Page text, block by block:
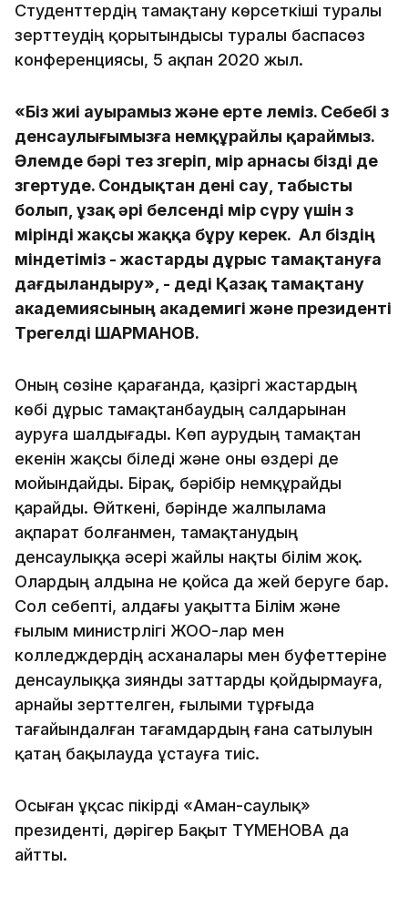
Студенттердің тамақтану көрсеткіші туралы
зерттеудің қорытындысы туралы баспасөз
конференциясы, 5 ақпан 2020 жыл.
«Біз жиі ауырамыз және ерте өлеміз. Себебі өз
денсаулығымызға немқұрайлы қараймыз.
Әлемде бәрі тез өзгеріп, өмір арнасы бізді де
өзгертуде. Сондықтан дені сау, табысты
болып, ұзақ әрі белсенді өмір сүру үшін өз
өмірінді жақсы жаққа бұру керек. Ал біздің
міндетіміз - жастарды дұрыс тамақтануға
дағдыландыру», - деді Қазақ тамақтану
академиясының академигі және президенті
Төрегелді ШАРМАНОВ.
Оның сөзіне қарағанда, қазіргі жастардың
көбі дұрыс тамақтанбаудың салдарынан
ауруға шалдығады. Көп аурудың тамақтан
екенін жақсы біледі және оны өздері де
мойындайды. Бірақ, бәрібір немқұрайды
қарайды. Өйткені, бәрінде жалпылама
ақпарат болғанмен, тамақтанудың
денсаулыққа әсері жайлы нақты білім жоқ.
Олардың алдына не қойса да жей беруге бар.
Сол себепті, алдағы уақытта Білім және
ғылым министрлігі ЖОО-лар мен
колледждердің асханалары мен буфеттеріне
денсаулыққа зиянды заттарды қойдырмауға,
арнайы зерттелген, ғылыми тұрғыда
тағайындалған тағамдардың ғана сатылуын
қатаң бақылауда ұстауға тиіс.
Осыған ұқсас пікірді «Аман-саулық» ҚҚ
президенті, дәрігер Бақыт ТҮМЕНОВА да
айтты.